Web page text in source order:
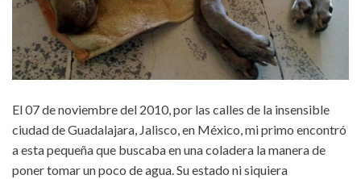
El 07 de noviembre del 2010, por las calles de la insensible
ciudad de Guadalajara, Jalisco, en México, mi primo encontró
a esta pequeña que buscaba en una coladera la manera de
poner tomar un poco de agua. Su estado ni siquiera